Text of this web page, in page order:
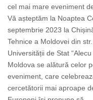
cel mai mare eveniment
Vă așteptăm la Noaptea
septembrie 2023 la
Tehnice a Moldovei din
Universității de Stat
Moldova se alătură celor
eveniment, care
cercetătorii mai aproape